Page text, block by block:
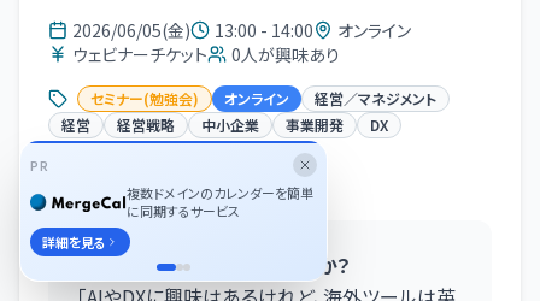
2026/06/05(金) 13:00 - 14:00
オンライン
ウェビナーチケット
0人が興味あり
セミナー(勉強会) オンライン
経営／マネジメント
経営
経営戦略 中小企業 事業開発 DX
イベント概要
💡 こんなお悩みはありませんか？
PR
複数ドメインのカレンダーを簡単
に同期するサービス
詳細を見る